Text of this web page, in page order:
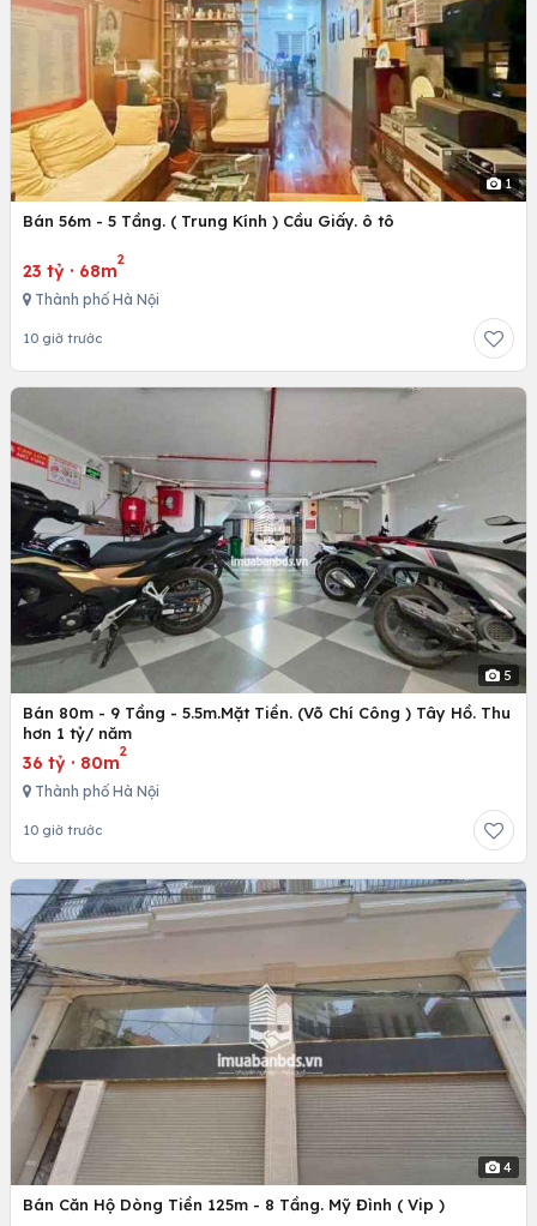
1
Bán 56m - 5 Tầng. ( Trung Kính ) Cầu Giấy. ô tô
23 tỷ · 68m
2
Thành phố Hà Nội
10 giờ trước
5
Bán 80m - 9 Tầng - 5.5m.Mặt Tiền. (Võ Chí Công ) Tây Hồ. Thu
hơn 1 tỷ/ năm
36 tỷ · 80m
2
Thành phố Hà Nội
10 giờ trước
4
Bán Căn Hộ Dòng Tiền 125m - 8 Tầng. Mỹ Đình ( Vip )